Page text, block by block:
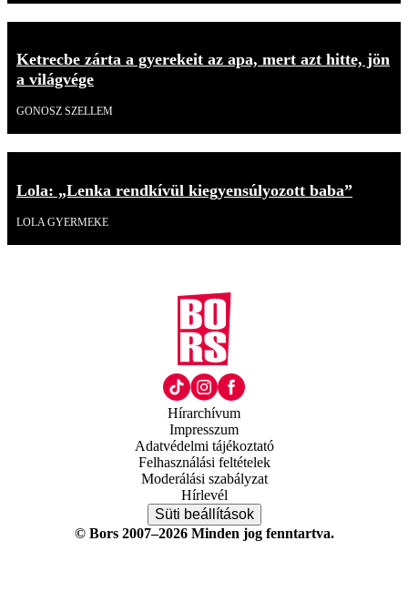
Ketrecbe zárta a gyerekeit az apa, mert azt hitte, jön
a világvége
GONOSZ SZELLEM
Lola: „Lenka rendkívül kiegyensúlyozott baba”
LOLA GYERMEKE
Hírarchívum
Impresszum
Adatvédelmi tájékoztató
Felhasználási feltételek
Moderálási szabályzat
Hírlevél
Süti beállítások
© Bors 2007–2026 Minden jog fenntartva.